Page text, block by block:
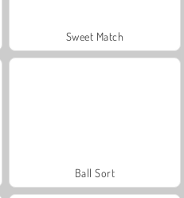
Sweet Match
Ball Sort